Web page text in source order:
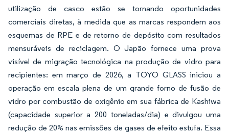
utilização de casco estão se tornando oportunidades
comerciais diretas, à medida que as marcas respondem aos
esquemas de RPE e de retorno de depósito com resultados
mensuráveis de reciclagem. O Japão fornece uma prova
visível de migração tecnológica na produção de vidro para
recipientes: em março de 2026, a TOYO GLASS iniciou a
operação em escala plena de um grande forno de fusão de
vidro por combustão de oxigênio em sua fábrica de Kashiwa
(capacidade superior a 200 toneladas/dia) e divulgou uma
redução de 20% nas emissões de gases de efeito estufa. Essa